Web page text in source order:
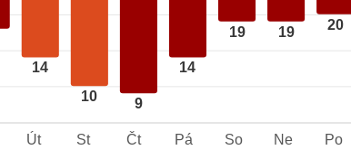
14
10 9
14
19 19 20
Út St Čt Pá So Ne Po